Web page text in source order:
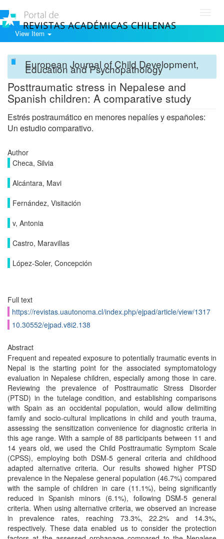
View Item
European Journal of Child Development,
Education and Psychopathology
Posttraumatic stress in Nepalese and
Spanish children: A comparative study
Estrés postraumático en menores nepalíes y españoles:
Un estudio comparativo.
Author
Checa, Silvia
Alcántara, Mavi
Fernández, Visitación
v, Antonia
Castro, Maravillas
López-Soler, Concepción
Full text
https://revistas.uautonoma.cl/index.php/ejpad/article/view/1317
10.30552/ejpad.v8i2.138
Abstract
Frequent and repeated exposure to potentially traumatic events in
Nepal is the starting point for the associated symptomatology
evaluation in Nepalese children, especially among those in care.
Reviewing the prevalence of Posttraumatic Stress Disorder
(PTSD) in the tutelage condition, and establishing comparisons
with Spain as an occidental population, would allow delimiting
family and socio-cultural implications in child and youth trauma,
assessing the sensitization convenience for diagnostic criteria in
this age range. With a sample of 88 participants between 11 and
14 years old, we used the Child Posttraumatic Symptom Scale
(CPSS), employing both DSM-5 general criteria and childhood
adapted alternative criteria. Our results showed higher PTSD
prevalence in the Nepalese general population (46.7%) compared
with the sample of children in care (11.1%), being significantly
reduced in Spanish minors (6.1%), following DSM-5 general
criteria. When using alternative criteria, we observed an increase
in prevalence rates, reaching 73.3%, 22.2% and 14.3%,
respectively. These data enabled us to consider the protection